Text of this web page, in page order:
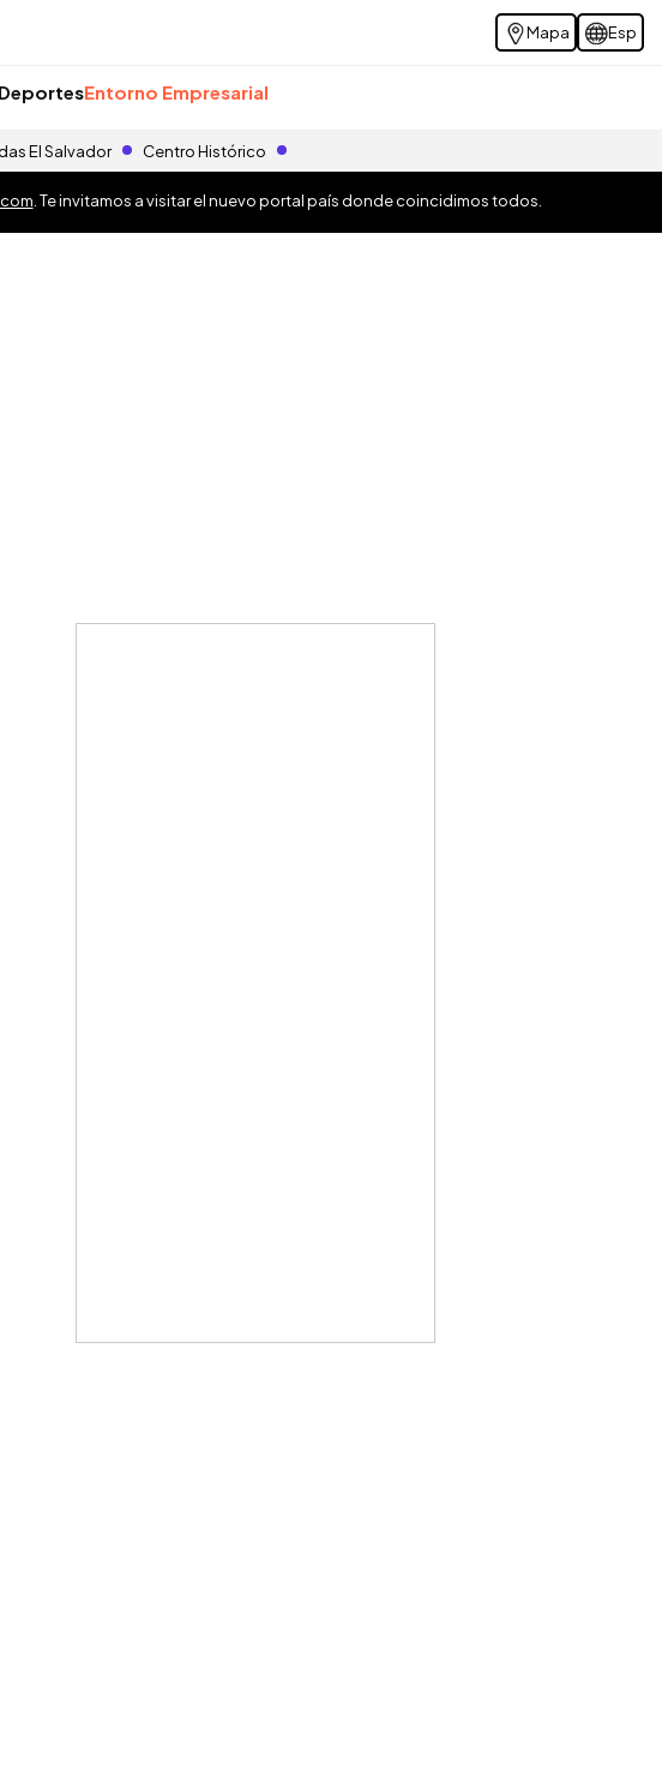
Mapa Esp
DeportesEntorno Empresarial
El Salvador Centro Histórico
. Te invitamos a visitar el nuevo portal país donde coincidimos todos.